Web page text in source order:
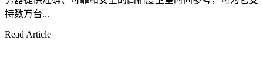
持数万台...
Read Article